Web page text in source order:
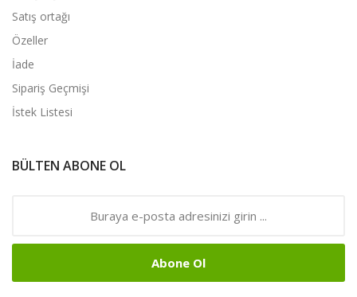
Satış ortağı
Özeller
İade
Sipariş Geçmişi
İstek Listesi
BÜLTEN ABONE OL
Abone Ol